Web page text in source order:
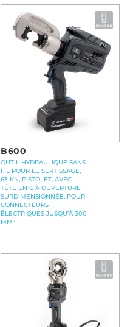
B600
OUTIL HYDRAULIQUE SANS
FIL POUR LE SERTISSAGE,
63 KN, PISTOLET, AVEC
TÊTE EN C À OUVERTURE
SURDIMENSIONNÉE, POUR
CONNECTEURS
ÉLECTRIQUES JUSQU’À 300
MM²